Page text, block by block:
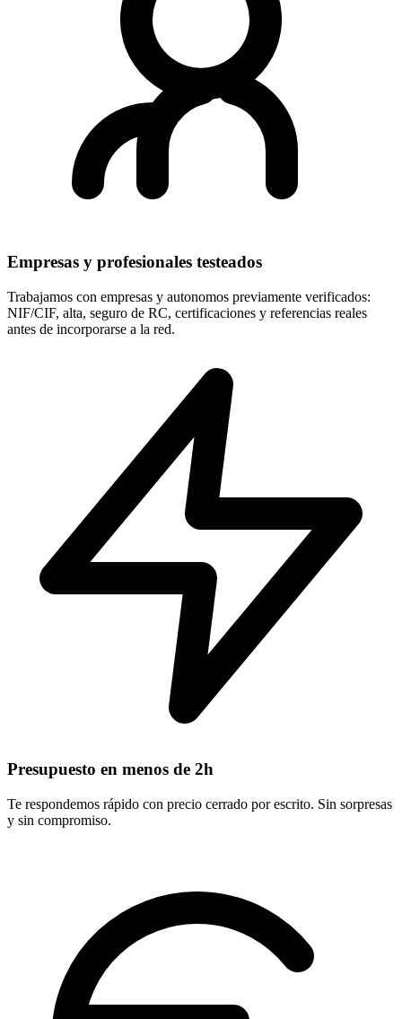
Empresas y profesionales testeados
Trabajamos con empresas y autonomos previamente verificados:
NIF/CIF, alta, seguro de RC, certificaciones y referencias reales
antes de incorporarse a la red.
Presupuesto en menos de 2h
Te respondemos rápido con precio cerrado por escrito. Sin sorpresas
y sin compromiso.